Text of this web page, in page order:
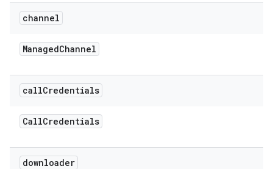
channel
ManagedChannel
callCredentials
CallCredentials
downloader